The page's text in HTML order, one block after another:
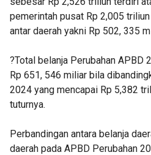
pemerintah pusat Rp 2,005
antar daerah yakni Rp 502, 335
?Total belanja Perubahan APBD
Rp 651, 546 miliar bila
2024 yang mencapai Rp 5,382
tuturnya.
Perbandingan antara belanja
daerah pada APBD Perubahan